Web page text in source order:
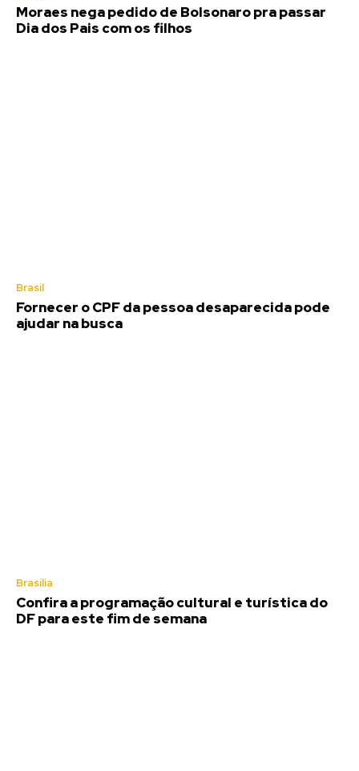
Moraes nega pedido de Bolsonaro pra passar
Dia dos Pais com os filhos
Brasil
Fornecer o CPF da pessoa desaparecida pode
ajudar na busca
Brasília
Confira a programação cultural e turística do
DF para este fim de semana